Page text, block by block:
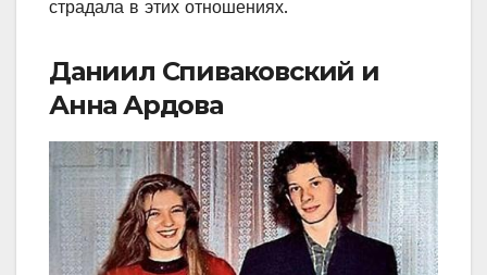
страдала в этих отношениях.
Даниил Спиваковский и
Анна Ардова